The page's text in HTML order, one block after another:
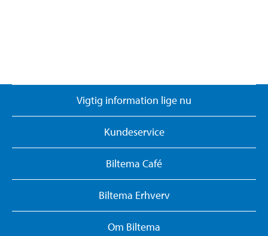
Vigtig information lige nu
Kundeservice
Biltema Café
Biltema Erhverv
Om Biltema